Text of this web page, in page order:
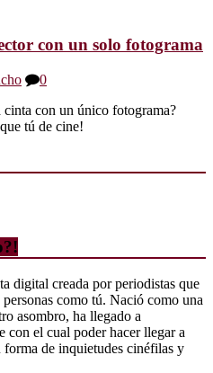
con un solo fotograma
0
cinta con un único fotograma?
tú de cine!
digital creada por periodistas que
como tú. Nació como una
asombro, ha llegado a
con el cual poder hacer llegar a
forma de inquietudes cinéfilas y